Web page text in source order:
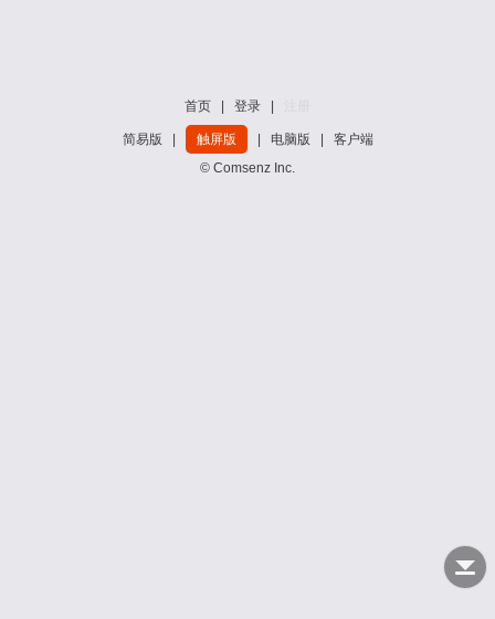
首页 登录
简易版 触屏版 电脑版
客户端
© Comsenz Inc.